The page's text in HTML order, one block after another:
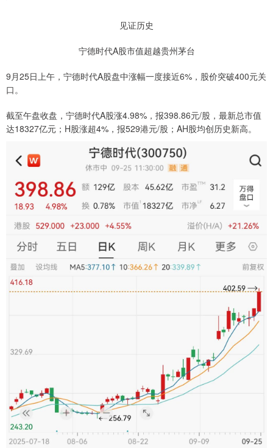
见证历史
宁德时代A股市值超越贵州茅台
9月25日上午，宁德时代A股盘中涨幅一度接近6%，股价突破400元关
口。
截至午盘收盘，宁德时代A股涨4.98%，报398.86元/股，最新总市值
达18327亿元；H股涨超4%，报529港元/股；AH股均创历史新高。